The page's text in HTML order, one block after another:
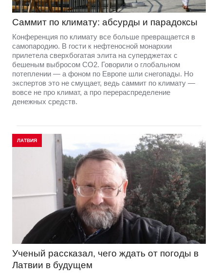
Саммит по климату: абсурды и парадоксы
Конференция по климату все больше превращается в
самопародию. В гости к нефтеносной монархии
прилетела сверхбогатая элита на суперджетах с
бешеным выбросом СО2. Говорили о глобальном
потеплении — а фоном по Европе шли снегопады. Но
экспертов это не смущает, ведь саммит по климату —
вовсе не про климат, а про перераспределение
денежных средств.
ЛАТВИЯ
Ученый рассказал, чего ждать от погоды в
Латвии в будущем